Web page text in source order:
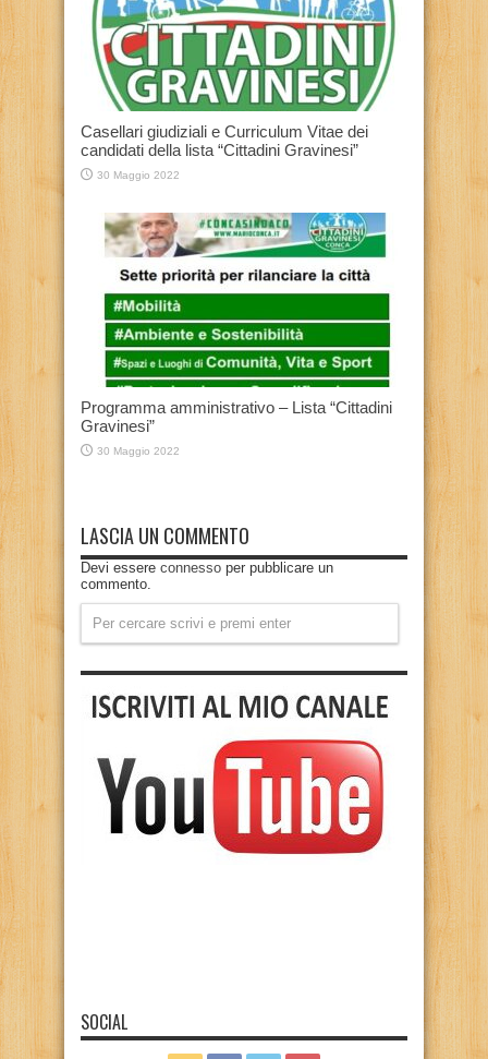
Casellari giudiziali e Curriculum Vitae dei
candidati della lista “Cittadini Gravinesi”
30 Maggio 2022
Programma amministrativo – Lista “Cittadini
Gravinesi”
30 Maggio 2022
LASCIA UN COMMENTO
Devi essere connesso per pubblicare un
commento.
SOCIAL